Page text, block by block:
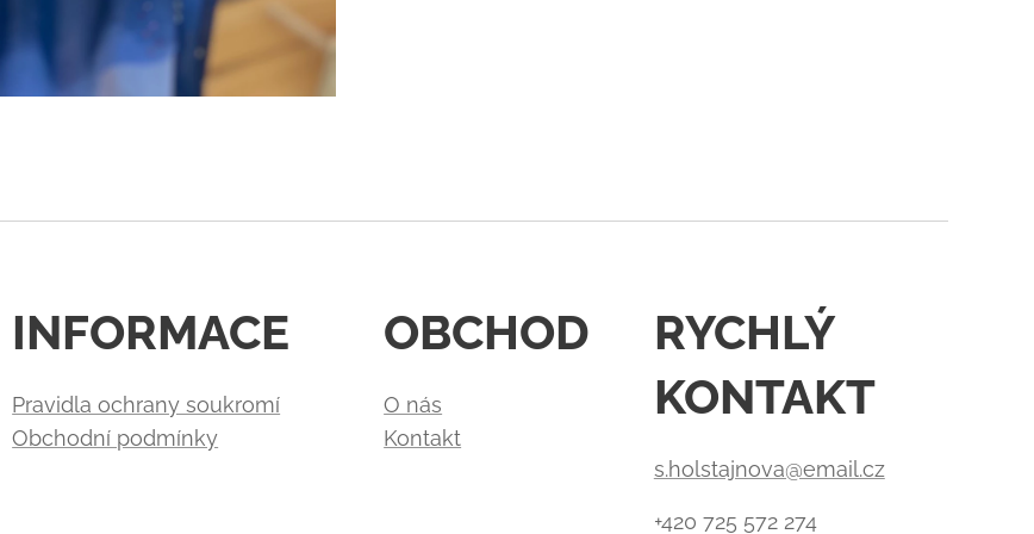
INFORMACE
Pravidla ochrany soukromí
Obchodní podmínky
OBCHOD
O nás
Kontakt
RYCHLÝ
KONTAKT
s.holstajnova@email.cz
+420 725 572 274